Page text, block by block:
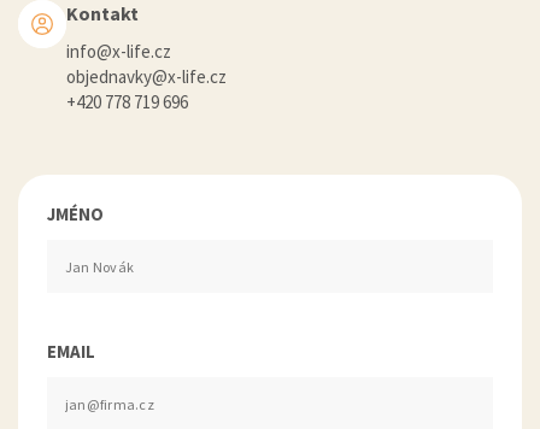
Kontakt
info@x-life.cz
objednavky@x-life.cz
+420 778 719 696
JMÉNO
EMAIL